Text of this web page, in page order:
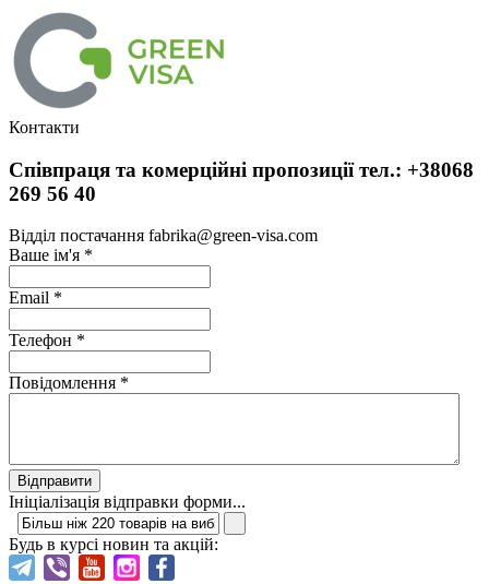
Контакти
Співпраця та комерційні пропозиції тел.: +38068
269 56 40
Відділ постачання fabrika@green-visa.com
Ваше ім'я *
Email *
Телефон *
Повідомлення *
Відправити
Ініціалізація відправки форми...
Будь в курсі новин та акцій: